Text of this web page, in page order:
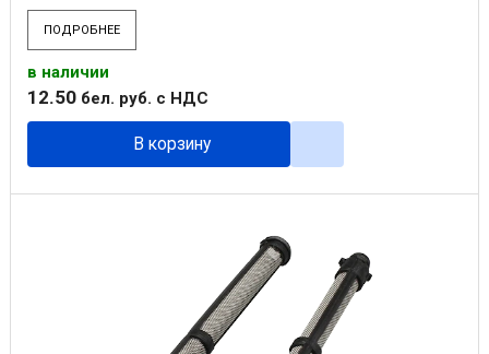
ПОДРОБНЕЕ
в наличии
12.50 бел. руб. с НДС
В корзину